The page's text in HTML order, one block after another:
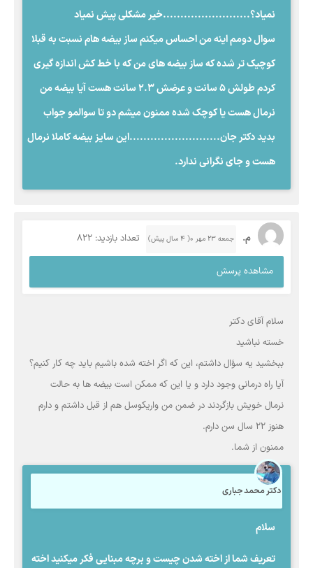
نمیاد؟.........................خیر مشکلی پیش نمیاد
سوال دومم اینه من احساس میکنم ساز بیضه هام نسبت به قبلا
کوچیک تر شده که ساز بیضه های من که با خط کش اندازه گیری
کردم طولش ۵ سانت و عرضش ۲.۳ سانت هست آیا بیضه من
نرمال هست یا کوچک شده ممنون میشم دو تا سوالمو جواب
بدید دکتر جان..........................این سایز بیضه کاملا نرمال
هست و جای نگرانی ندارد.
م. جمعه ۲۳ مهر ۰( 4 سال پیش) تعداد بازدید: 822
مشاهده پرسش
سلام آقای دکتر
خسته نباشید
ببخشید یه سؤال داشتم، این که اگر اخته شده باشیم باید چه کار کنیم؟
آیا راه درمانی وجود دارد و یا این که ممکن است بیضه ها به حالت
نرمال خویش بازگردند در ضمن من واریکوسل هم از قبل داشتم و دارم
هنوز 22 سال سن دارم.
ممنون از شما.
دکتر محمد جباری
سلام
تعریف شما از اخته شدن چیست و برچه مبنایی فکر میکنید اخته